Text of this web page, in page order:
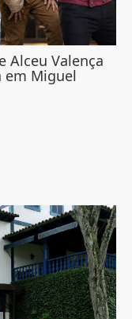
Alceu Valença
em Miguel